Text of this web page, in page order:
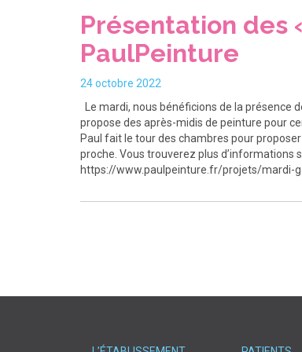
Présentation des
PaulPeinture
24 octobre 2022
Le mardi, nous bénéficions de la présence
propose des après-midis de peinture pour
Paul fait le tour des chambres pour
proche. Vous trouverez plus d’informations
https://www.paulpeinture.fr/projets/mardi-